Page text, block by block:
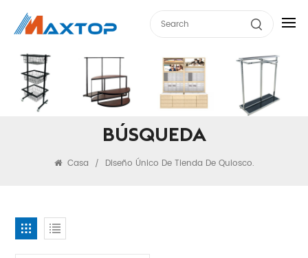
BÚSQUEDA
Casa / Diseño Único De Tienda De Quiosco.